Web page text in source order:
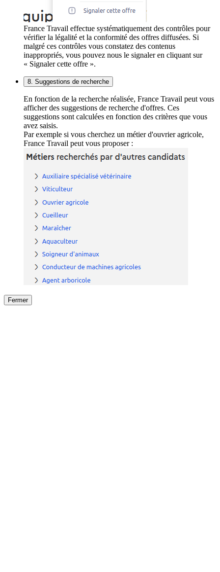
France Travail effectue systématiquement des contrôles pour
vérifier la légalité et la conformité des offres diffusées. Si
malgré ces contrôles vous constatez des contenus
inappropriés, vous pouvez nous le signaler en cliquant sur
« Signaler cette offre ».
8. Suggestions de recherche
En fonction de la recherche réalisée, France Travail peut vous
afficher des suggestions de recherche d'offres. Ces
suggestions sont calculées en fonction des critères que vous
avez saisis.
Par exemple si vous cherchez un métier d'ouvrier agricole,
France Travail peut vous proposer :
Fermer